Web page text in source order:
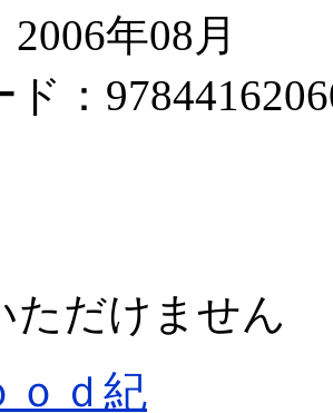
年08月
：
ただけません
ｏｄ紀